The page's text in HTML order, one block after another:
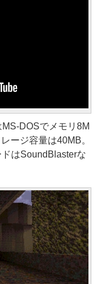
DOSでメモリ8M
ージ容量は40MB。
はSoundBlasterな